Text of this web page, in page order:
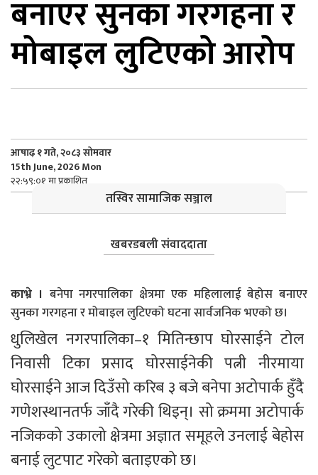
बनाएर सुनका गरगहना र
मोबाइल लुटिएको आरोप
आषाढ़ १ गते, २०८३ सोमवार
15th June, 2026 Mon
२२:५९:०१ मा प्रकाशित
तस्विर सामाजिक सञ्जाल
खबरडबली संवाददाता
काभ्रे । बनेपा नगरपालिका क्षेत्रमा एक महिलालाई बेहोस बनाएर
सुनका गरगहना र मोबाइल लुटिएको घटना सार्वजनिक भएको छ।
धुलिखेल नगरपालिका–१ मितिन्छाप घोरसाईने टोल
निवासी टिका प्रसाद घोरसाईनेकी पत्नी नीरमाया
घोरसाईने आज दिउँसो करिब ३ बजे बनेपा अटोपार्क हुँदै
गणेशस्थानतर्फ जाँदै गरेकी थिइन्। सो क्रममा अटोपार्क
नजिकको उकालो क्षेत्रमा अज्ञात समूहले उनलाई बेहोस
बनाई लुटपाट गरेको बताइएको छ।